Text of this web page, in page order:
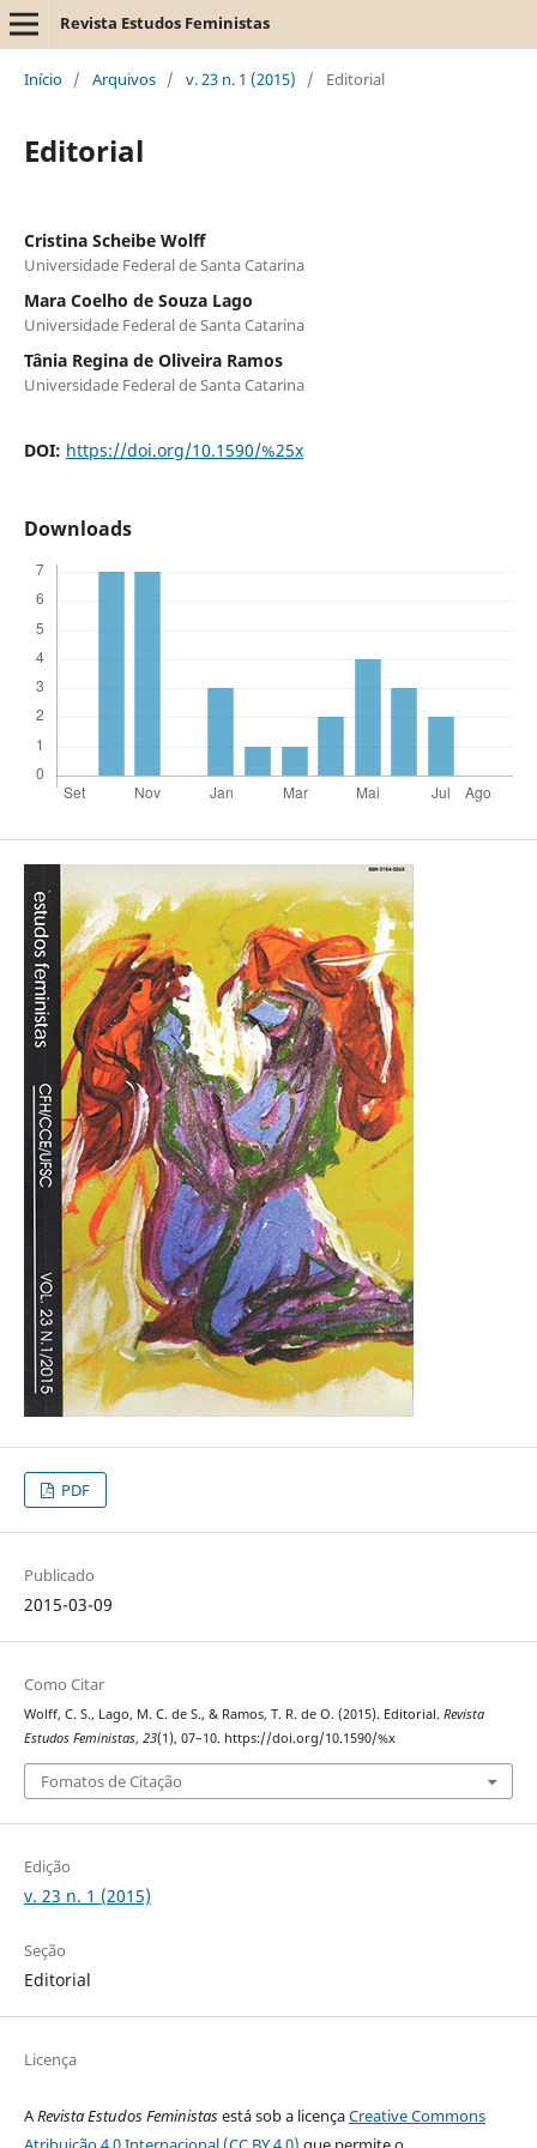
Revista Estudos Feministas
Início / Arquivos / v. 23 n. 1 (2015) / Editorial
Editorial
Cristina Scheibe Wolff
Universidade Federal de Santa Catarina
Mara Coelho de Souza Lago
Universidade Federal de Santa Catarina
Tânia Regina de Oliveira Ramos
Universidade Federal de Santa Catarina
DOI: https://doi.org/10.1590/%25x
Downloads
PDF
Publicado
2015-03-09
Como Citar
Wolff, C. S., Lago, M. C. de S., & Ramos, T. R. de O. (2015). Editorial. Revista
Estudos Feministas, 23(1), 07–10. https://doi.org/10.1590/%x
Fomatos de Citação
Edição
v. 23 n. 1 (2015)
Seção
Editorial
Licença
ARevista Estudos Feministasestá sob a licençaCreative Commons